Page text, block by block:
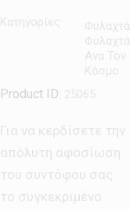
Κατηγορίες Φυλαχτά
Φυλαχτά
Ανα Τον
Κόσμο
Product ID: 25065
Για να κερδίσετε την
απόλυτη αφοσίωση
του συντόφου σας
το συγκεκριμένο